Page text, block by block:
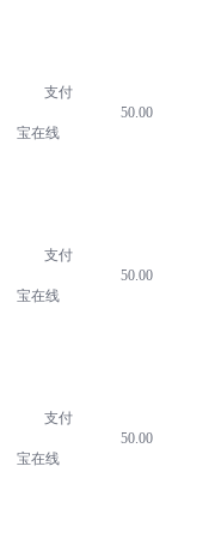
支付
宝在线
50.00
支付
宝在线
50.00
支付
宝在线
50.00